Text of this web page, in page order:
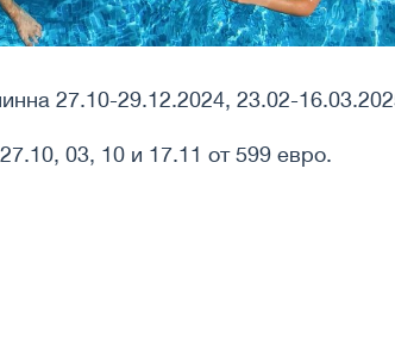
27.10-29.12.2024, 23.02-
03, 10 и 17.11 от 599 евро.